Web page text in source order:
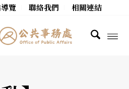
覽 聯絡我們 相關連結